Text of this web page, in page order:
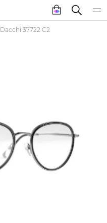
Dacchi 37722 C2